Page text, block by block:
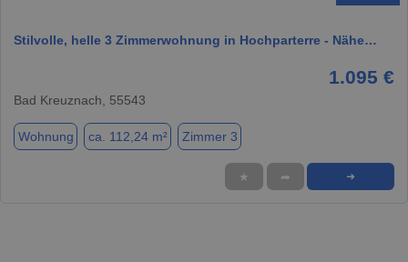
Stilvolle, helle 3 Zimmerwohnung in Hochparterre - Nähe…
1.095 €
Bad Kreuznach, 55543
Wohnung ca. 112,24 m² Zimmer 3
★ ➦ ➜